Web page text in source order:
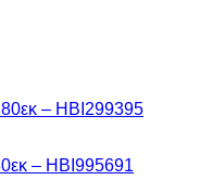
– HBI299395